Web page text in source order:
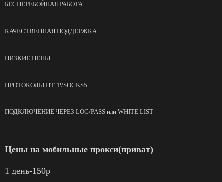
БЕСПЕРЕБОЙНАЯ РАБОТА
КАЧЕСТВЕННАЯ ПОДДЕРЖКА
НИЗКИЕ ЦЕНЫ
ПРОТОКОЛЫ HTTP/SOCKS5
ПОДКЛЮЧЕНИЕ ЧЕРЕЗ LOG/PASS или WHITE LIST
Цены на мобильные прокси(приват)
1 день-150р